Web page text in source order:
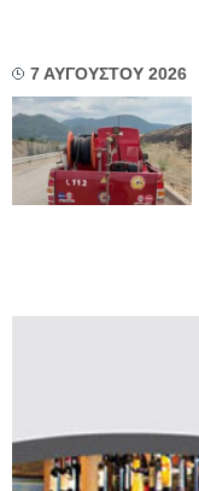
7 ΑΥΓΟΥΣΤΟΥ 2026